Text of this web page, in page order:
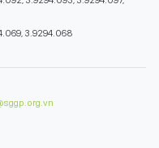
3.9294.068